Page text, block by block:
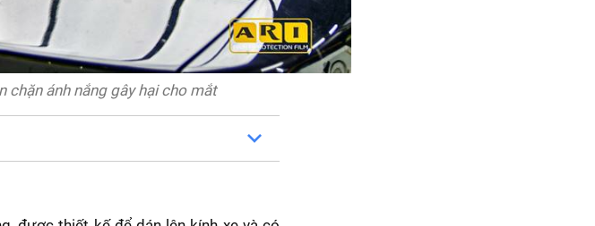
chặn ánh nắng gây hại cho mắt